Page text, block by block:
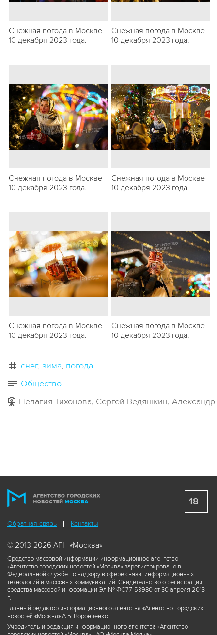
Снежная погода в Москве
10 декабря 2023 года.
Снежная погода в Москве
10 декабря 2023 года.
Снежная погода в Москве
10 декабря 2023 года.
Снежная погода в Москве
10 декабря 2023 года.
Снежная погода в Москве
10 декабря 2023 года.
Снежная погода в Москве
10 декабря 2023 года.
снег зима погода
Общество
Пелагия Тихонова, Сергей Ведяшкин,
Обратная связь Контакты
© 2013-2026 АГН «Москва»
Средство массовой информации информационное агентство
«Агентство городских новостей «Москва» зарегистрировано в
Федеральной службе по надзору в сфере связи, информационных
технологий и массовых коммуникаций. Свидетельство о регистрации
средства массовой информации Эл № ФС77-53980 от 30 апреля 2013
г.
Главный редактор информационного агентства «Агентство городских
новостей «Москва» А.Б. Воронченко.
Учредитель и редакция информационного агентства «Агентство
18+